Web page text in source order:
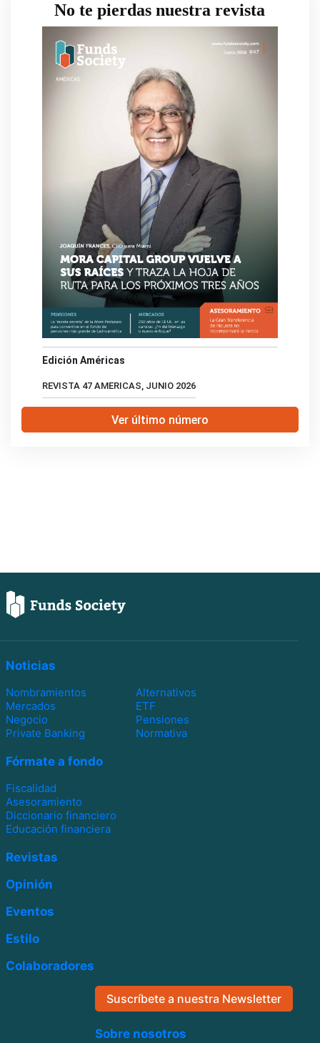
No te pierdas nuestra revista
Edición Américas
REVISTA 47 AMERICAS, JUNIO 2026
Ver último número
Noticias
Nombramientos
Alternativos
Mercados
ETF
Negocio
Pensiones
Private Banking
Normativa
Fórmate a fondo
Fiscalidad
Asesoramiento
Diccionario financiero
Educación financiera
Revistas
Opinión
Eventos
Estilo
Colaboradores
Suscríbete a nuestra Newsletter
Sobre nosotros